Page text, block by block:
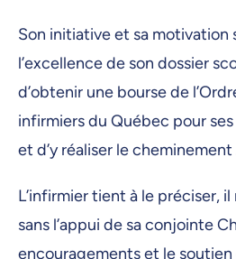
Son initiative et sa motivation
l’excellence de son dossier
d’obtenir une bourse de
infirmiers du Québec pour
et d’y réaliser le cheminement
L’infirmier tient à le préciser, il
sans l’appui de sa conjointe
encouragements et le soutien